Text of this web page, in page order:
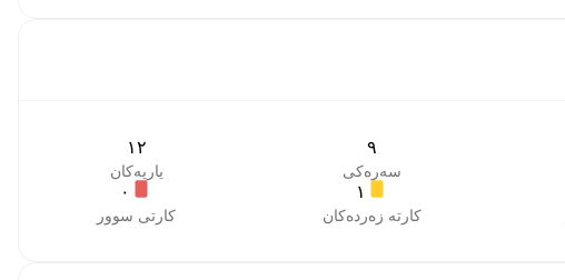
٩
سەرەکی
١٢
یاریەکان
١
کارتە زەردەکان
٠
کارتی سوور